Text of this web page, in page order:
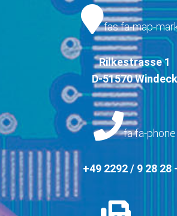
fas fa-map-
Rilkestrasse 1
D-51570 Windeck
fa fa-phone
+49 2292 / 9 28 28